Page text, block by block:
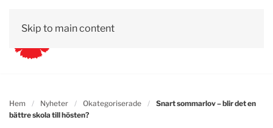
Skip to main content
Hem Nyheter Okategoriserade
Snart sommarlov – blir det en
bättre skola till hösten?